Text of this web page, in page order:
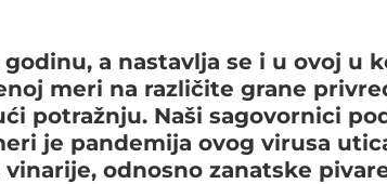
a nastavlja se i u ovoj u
meri na različite grane
potražnju. Naši sagovornici
je pandemija ovog virusa
odnosno zanatske